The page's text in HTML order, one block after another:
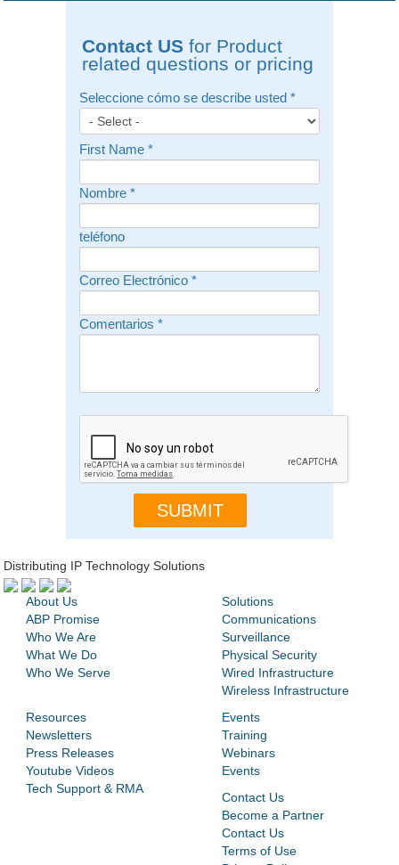
Contact USfor Product
related questions or pricing
Seleccione cómo se describe usted *
First Name *
Nombre *
teléfono
Correo Electrónico *
Comentarios *
Distributing IP Technology Solutions
About Us
ABP Promise
Who We Are
What We Do
Who We Serve
Solutions
Communications
Surveillance
Physical Security
Wired Infrastructure
Wireless Infrastructure
Resources
Newsletters
Press Releases
Youtube Videos
Tech Support & RMA
Events
Training
Webinars
Events
Contact Us
Become a Partner
Contact Us
Terms of Use